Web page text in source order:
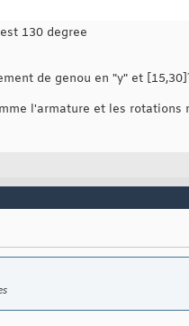
130 degree
de genou en "y" et
l'armature et les